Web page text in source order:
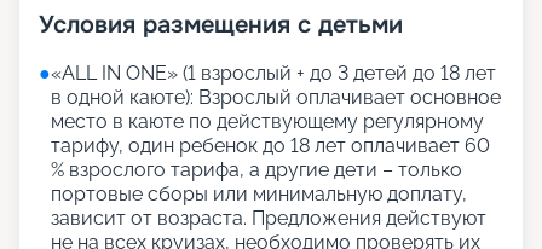
Условия размещения с детьми
●«АLL IN ONE» (1 взрослый + до 3 детей до 18 лет
в одной каюте): Взрослый оплачивает основное
место в каюте по действующему регулярному
тарифу, один ребенок до 18 лет оплачивает 60
% взрослого тарифа, а другие дети – только
портовые сборы или минимальную доплату,
зависит от возраста. Предложения действуют
не на всех круизах, необходимо проверять их